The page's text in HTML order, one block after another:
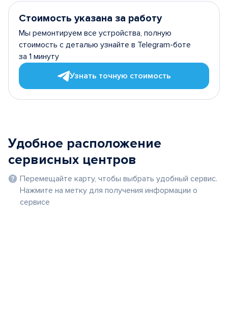
Стоимость указана за работу
Мы ремонтируем все устройства, полную
стоимость с деталью узнайте в Telegram-боте
за 1 минуту
Узнать точную стоимость
Удобное расположение
сервисных центров
Перемещайте карту, чтобы выбрать удобный сервис.
Нажмите на метку для получения информации о
сервисе